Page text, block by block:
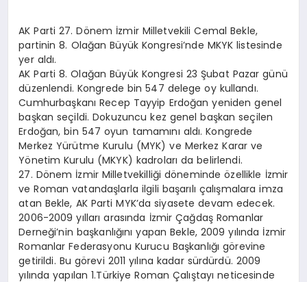
AK Parti 27. Dönem İzmir Milletvekili Cemal Bekle,
partinin 8. Olağan Büyük Kongresi’nde MKYK listesinde
yer aldı.
AK Parti 8. Olağan Büyük Kongresi 23 Şubat Pazar günü
düzenlendi. Kongrede bin 547 delege oy kullandı.
Cumhurbaşkanı Recep Tayyip Erdoğan yeniden genel
başkan seçildi. Dokuzuncu kez genel başkan seçilen
Erdoğan, bin 547 oyun tamamını aldı. Kongrede
Merkez Yürütme Kurulu (MYK) ve Merkez Karar ve
Yönetim Kurulu (MKYK) kadroları da belirlendi.
27. Dönem İzmir Milletvekilliği döneminde özellikle İzmir
ve Roman vatandaşlarla ilgili başarılı çalışmalara imza
atan Bekle, AK Parti MYK’da siyasete devam edecek.
2006-2009 yılları arasında İzmir Çağdaş Romanlar
Derneği’nin başkanlığını yapan Bekle, 2009 yılında İzmir
Romanlar Federasyonu Kurucu Başkanlığı görevine
getirildi. Bu görevi 2011 yılına kadar sürdürdü. 2009
yılında yapılan 1.Türkiye Roman Çalıştayı neticesinde